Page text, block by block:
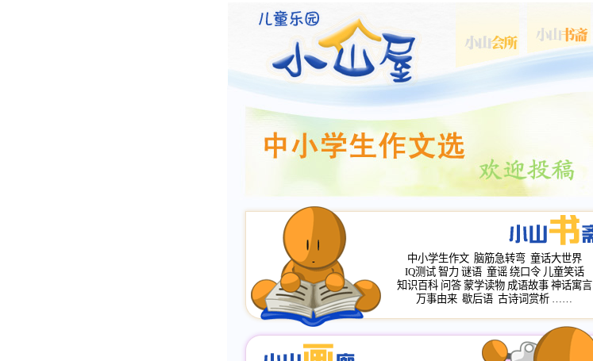
中小学生作文 脑筋急转弯 童话大世界
IQ测试 智力 谜语 童谣 绕口令 儿童笑话
知识百科 问答 蒙学读物 成语故事 神话寓言
万事由来 歇后语 古诗词赏析 ……